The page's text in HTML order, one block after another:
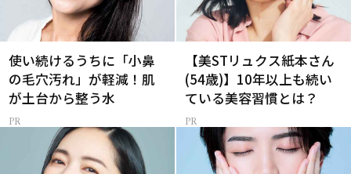
使い続けるうちに「小鼻
の毛穴汚れ」が軽減！肌
が土台から整う水
【美STリュクス紙本さん
(54歳)】10年以上も続い
ている美容習慣とは？